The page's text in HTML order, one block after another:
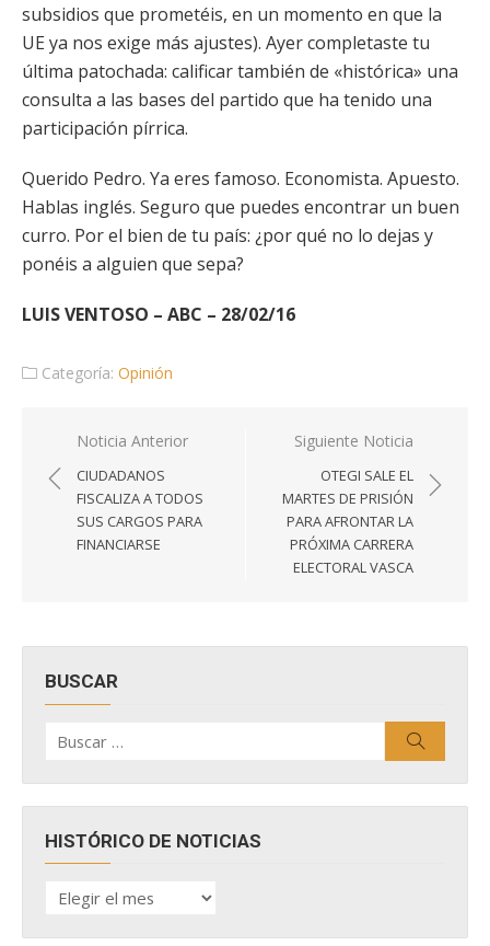
subsidios que prometéis, en un momento en que la
UE ya nos exige más ajustes). Ayer completaste tu
última patochada: calificar también de «histórica» una
consulta a las bases del partido que ha tenido una
participación pírrica.
Querido Pedro. Ya eres famoso. Economista. Apuesto.
Hablas inglés. Seguro que puedes encontrar un buen
curro. Por el bien de tu país: ¿por qué no lo dejas y
ponéis a alguien que sepa?
LUIS VENTOSO – ABC – 28/02/16
Categoría: Opinión
Navegación
de
entradas
Noticia Anterior
CIUDADANOS
FISCALIZA A TODOS
SUS CARGOS PARA
FINANCIARSE
Siguiente Noticia
OTEGI SALE EL
MARTES DE PRISIÓN
PARA AFRONTAR LA
PRÓXIMA CARRERA
ELECTORAL VASCA
BUSCAR
por:
HISTÓRICO DE NOTICIAS
HISTÓRICO
DE